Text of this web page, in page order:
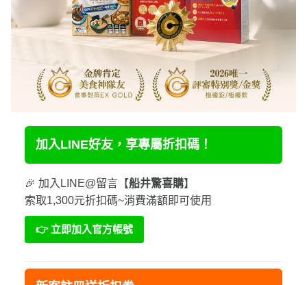
加入LINE好友，享專屬折扣碼！
索取1,300元折扣碼~消費滿額即可使用
👉 立即加入官方帳號
新客註冊送折扣券